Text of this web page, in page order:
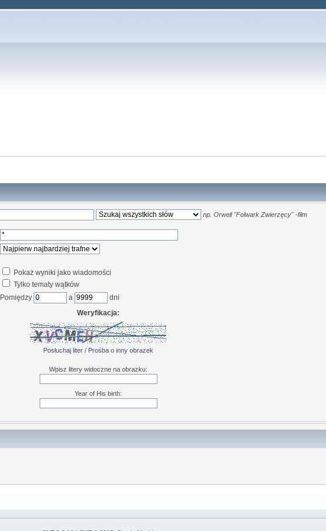
np. Orwell "Folwark Zwierzęcy" -film
Pokaż wyniki jako wiadomości
Tylko tematy wątków
Pomiędzy a
dni
Weryfikacja:
Posłuchaj liter / Prośba o inny obrazek
Wpisz litery widoczne na obrazku:
Year of His birth: